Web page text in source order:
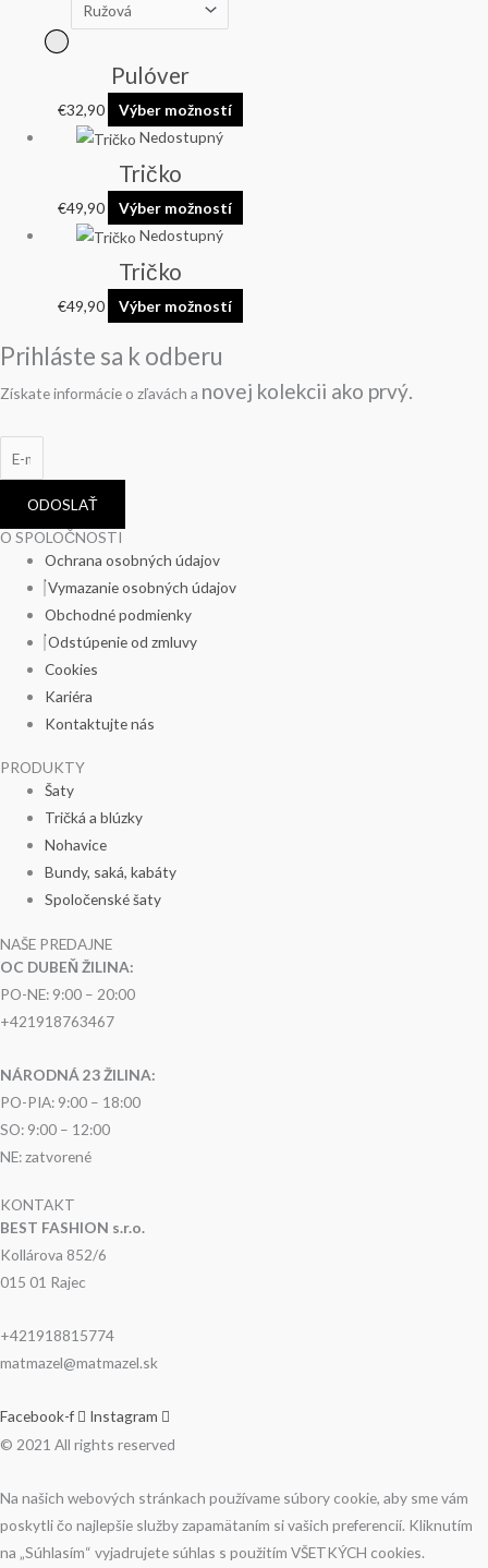
Pulóver
€32,90
Výber možností
Nedostupný
Tričko
€49,90
Výber možností
Nedostupný
Tričko
€49,90 Výber možností
Prihláste sa k odberu
Získate informácie o zľavách a novej kolekcii ako prvý.
ODOSLAŤ
O SPOLOČNOSTI
Ochrana osobných údajov
Vymazanie osobných údajov
Obchodné podmienky
Odstúpenie od zmluvy
Cookies
Kariéra
Kontaktujte nás
PRODUKTY
Šaty
Tričká a blúzky
Nohavice
Bundy, saká, kabáty
Spoločenské šaty
NAŠE PREDAJNE
OC DUBEŇ ŽILINA:
PO-NE: 9:00 – 20:00
+421918763467
NÁRODNÁ 23 ŽILINA:
PO-PIA: 9:00 – 18:00
SO: 9:00 – 12:00
NE: zatvorené
KONTAKT
BEST FASHION s.r.o.
Kollárova 852/6
015 01 Rajec
+421918815774
matmazel@matmazel.sk
Facebook-f
Instagram
© 2021 All rights reserved
Na našich webových stránkach používame súbory cookie, aby sme vám
poskytli čo najlepšie služby zapamätaním si vašich preferencií. Kliknutím
na „Súhlasím“ vyjadrujete súhlas s použitím VŠETKÝCH cookies.